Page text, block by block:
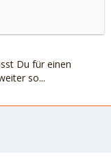
als
bzw
soll
zu schreiben
Du für einen
so...